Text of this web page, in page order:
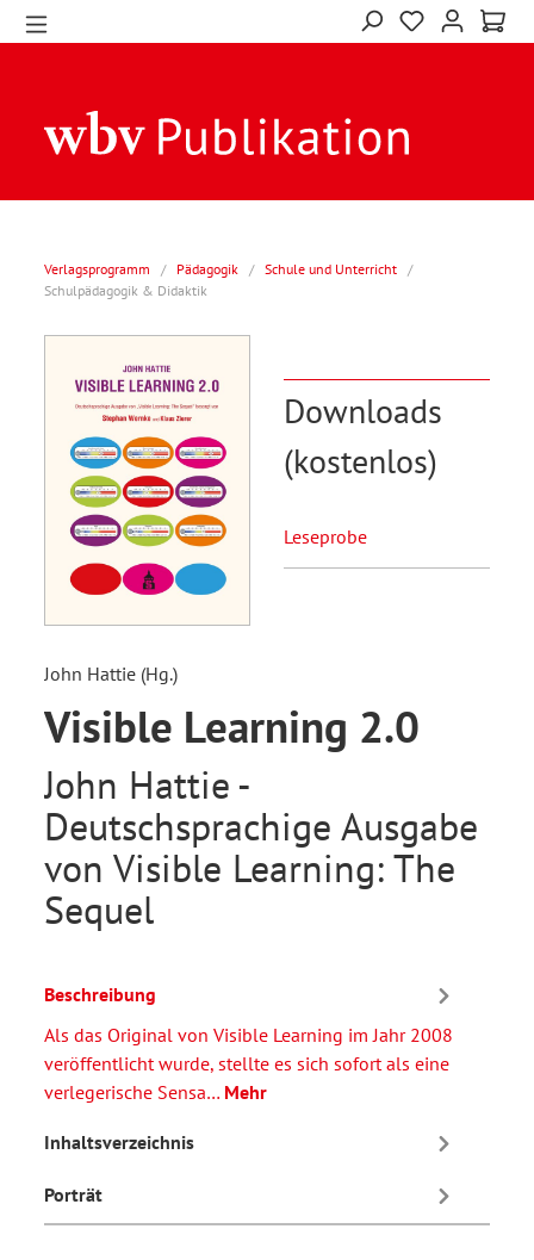
Verlagsprogramm / Pädagogik / Schule und Unterricht /
Schulpädagogik & Didaktik
Downloads
(kostenlos)
Leseprobe
John Hattie (Hg.)
Visible Learning 2.0
John Hattie -
Deutschsprachige Ausgabe
von Visible Learning: The
Sequel
Beschreibung
Als das Original von Visible Learning im Jahr 2008
veröffentlicht wurde, stellte es sich sofort als eine
verlegerische Sensa… Mehr
Inhaltsverzeichnis
Porträt